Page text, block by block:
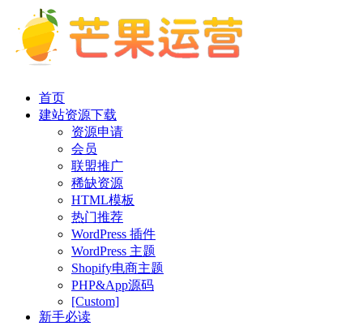
首页
建站资源下载
资源申请
会员
联盟推广
稀缺资源
HTML模板
热门推荐
WordPress 插件
WordPress 主题
Shopify电商主题
PHP&App源码
[Custom]
新手必读